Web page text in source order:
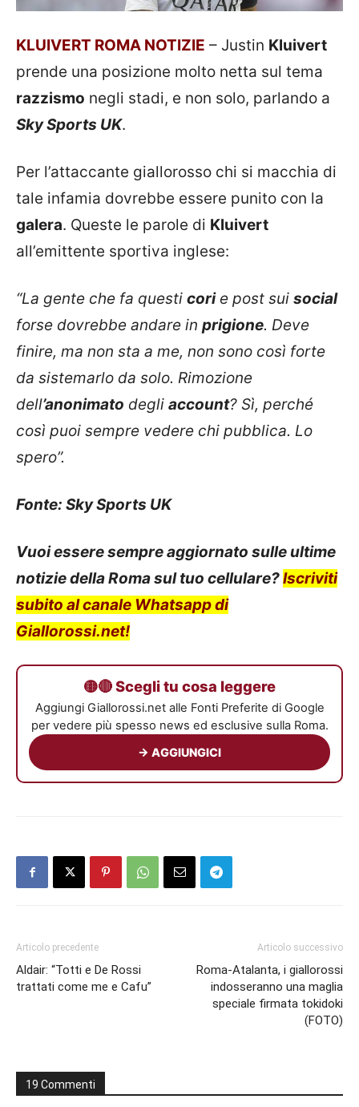
KLUIVERT ROMA NOTIZIE – Justin Kluivert
prende una posizione molto netta sul tema
razzismo negli stadi, e non solo, parlando a
Sky Sports UK.
Per l’attaccante giallorosso chi si macchia di
tale infamia dovrebbe essere punito con la
galera. Queste le parole di Kluivert
all’emittente sportiva inglese:
“La gente che fa questi corie post sui social
forse dovrebbe andare in prigione. Deve
finire, ma non sta a me, non sono così forte
da sistemarlo da solo. Rimozione
dell’anonimato degli account? Sì, perché
così puoi sempre vedere chi pubblica. Lo
spero”.
Fonte: Sky Sports UK
Vuoi essere sempre aggiornato sulle ultime
notizie della Roma sul tuo cellulare?Iscriviti
subito al canale Whatsapp di
Giallorossi.net!
🟡🔴 Scegli tu cosa leggere
Aggiungi Giallorossi.net alle Fonti Preferite di Google
per vedere più spesso news ed esclusive sulla Roma.
→ AGGIUNGICI
Articolo precedente
Aldair: “Totti e De Rossi
trattati come me e Cafu”
Articolo successivo
Roma-Atalanta, i giallorossi
indosseranno una maglia
speciale firmata tokidoki
(FOTO)
19 Commenti